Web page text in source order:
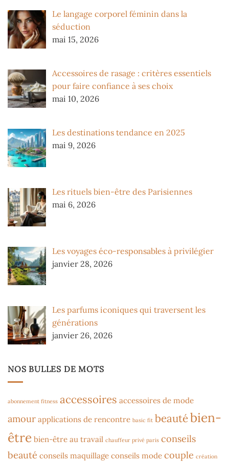
Le langage corporel féminin dans la
séduction
mai 15, 2026
Accessoires de rasage : critères essentiels
pour faire confiance à ses choix
mai 10, 2026
Les destinations tendance en 2025
mai 9, 2026
Les rituels bien-être des Parisiennes
mai 6, 2026
Les voyages éco-responsables à privilégier
janvier 28, 2026
Les parfums iconiques qui traversent les
générations
janvier 26, 2026
NOS BULLES DE MOTS
abonnement fitness accessoires accessoires de mode
amour applications de rencontre basic fit beautébien-
être bien-être au travail chauffeur privé paris conseils
beauté conseils maquillage conseils mode couple création